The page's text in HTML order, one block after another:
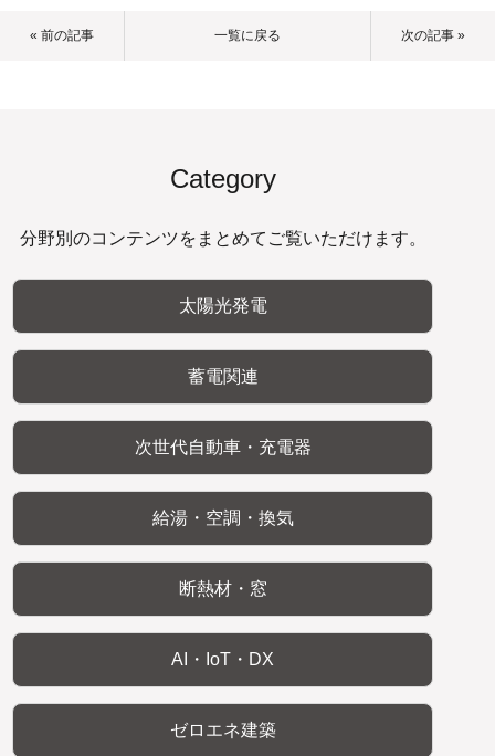
« 前の記事 一覧に戻る 次の記事 »
Category
分野別のコンテンツをまとめてご覧いただけます。
太陽光発電
蓄電関連
次世代自動車・充電器
給湯・空調・換気
断熱材・窓
AI・IoT・DX
ゼロエネ建築